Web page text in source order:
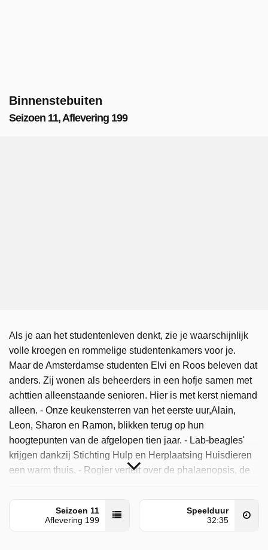
Binnenstebuiten
Seizoen 11, Aflevering 199
Als je aan het studentenleven denkt, zie je waarschijnlijk
volle kroegen en rommelige studentenkamers voor je.
Maar de Amsterdamse studenten Elvi en Roos beleven dat
anders. Zij wonen als beheerders in een hofje samen met
achttien alleenstaande senioren. Hier is met kerst niemand
alleen. - Onze keukensterren van het eerste uur,Alain,
Leon, Sharon en Ramon, blikken terug op hun
hoogtepunten van de afgelopen tien jaar. - Lab-beagles'
krijgen dankzij Stichting Hulp en Herplaatsing Huisdieren
een warm thuis. - Rogier vertelt over de phalaenopsis, de
vensterbank.
Binnenstebuiten is door NPO 2 uitgezonden op dinsdag 23
Seizoen 11
Aflevering 199
Speelduur
32:35